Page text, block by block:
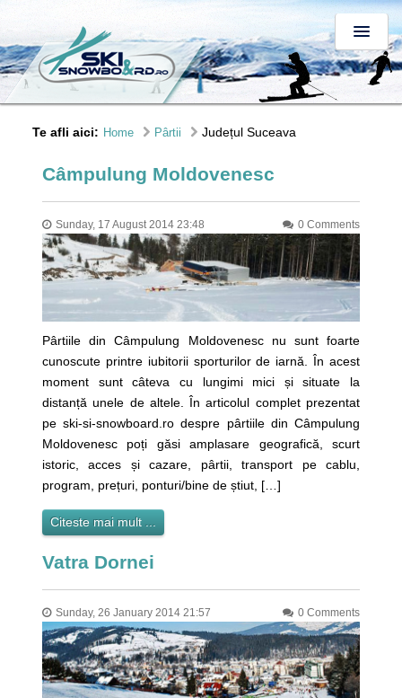
Te afli aici: Home Pârtii Județul Suceava
Câmpulung Moldovenesc
Sunday, 17 August 2014 23:48 0 Comments
Pârtiile din Câmpulung Moldovenesc nu sunt foarte
cunoscute printre iubitorii sporturilor de iarnă. În acest
moment sunt câteva cu lungimi mici și situate la
distanță unele de altele. În articolul complet prezentat
pe ski-si-snowboard.ro despre pârtiile din Câmpulung
Moldovenesc poți găsi amplasare geografică, scurt
istoric, acces și cazare, pârtii, transport pe cablu,
program, prețuri, ponturi/bine de știut, […]
Citeste mai mult ...
Vatra Dornei
Sunday, 26 January 2014 21:57 0 Comments